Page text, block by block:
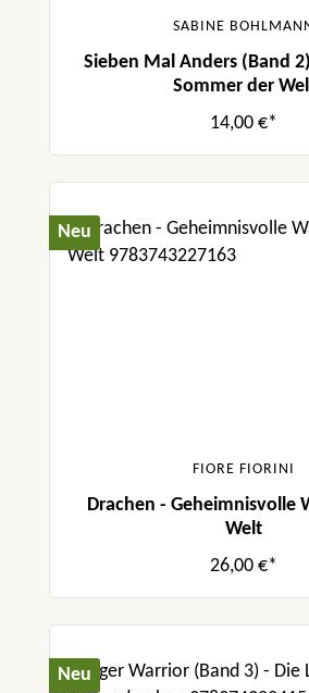
SABINE
Sieben Mal Anders (Band
Sommer der
14,00 €*
Neu
FIORE FIORINI
Drachen - Geheimnisvolle
Welt
26,00 €*
Neu